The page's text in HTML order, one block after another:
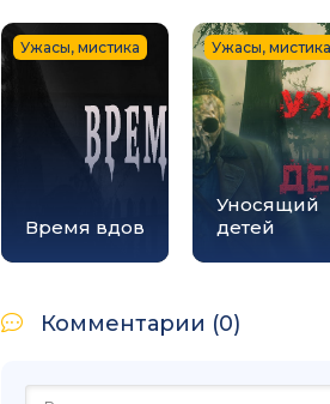
Время вдов
Ужасы, мистика
Уносящий
детей
Ужасы, мистика
Комментарии (0)